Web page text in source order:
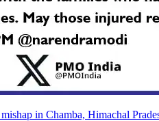
in Chamba, Himachal